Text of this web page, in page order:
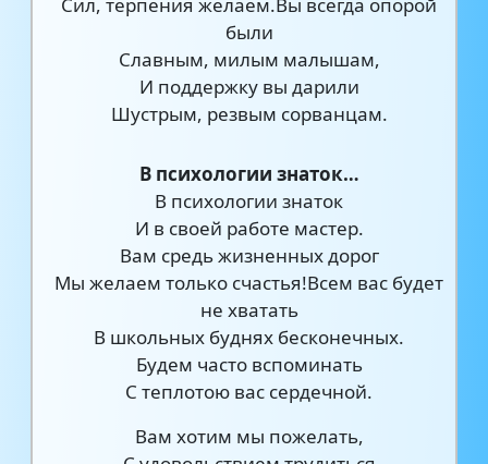
были
Славным, милым малышам,
И поддержку вы дарили
Шустрым, резвым сорванцам.
В психологии знаток…
В психологии знаток
И в своей работе мастер.
Вам средь жизненных дорог
Мы желаем только счастья!Всем вас будет
не хватать
В школьных буднях бесконечных.
Будем часто вспоминать
С теплотою вас сердечной.
Вам хотим мы пожелать,